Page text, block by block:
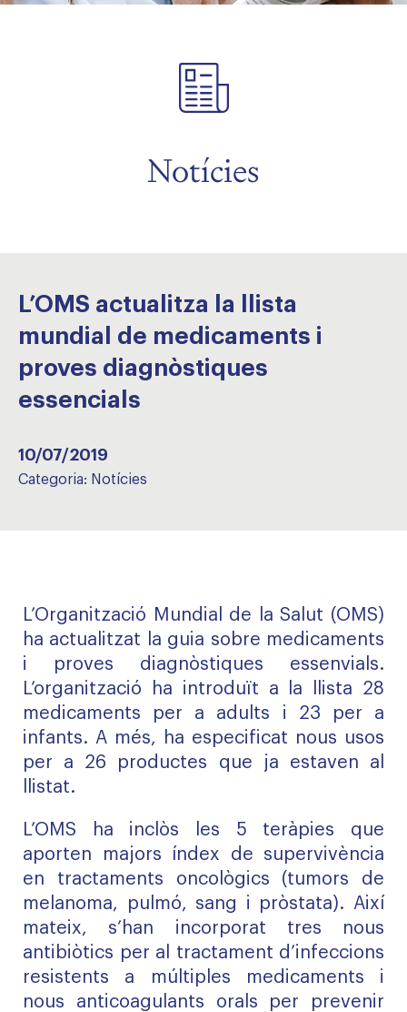
Notícies
L’OMS actualitza la llista
mundial de medicaments i
proves diagnòstiques
essencials
10/07/2019
Categoria: Notícies
L’Organització Mundial de la Salut (OMS)
ha actualitzat la guia sobre medicaments
i proves diagnòstiques essenvials.
L’organització ha introduït a la llista 28
medicaments per a adults i 23 per a
infants. A més, ha especificat nous usos
per a 26 productes que ja estaven al
llistat.
L’OMS ha inclòs les 5 teràpies que
aporten majors índex de supervivència
en tractaments oncològics (tumors de
melanoma, pulmó, sang i pròstata). Així
mateix, s’han incorporat tres nous
antibiòtics per al tractament d’infeccions
resistents a múltiples medicaments i
nous anticoagulants orals per prevenir